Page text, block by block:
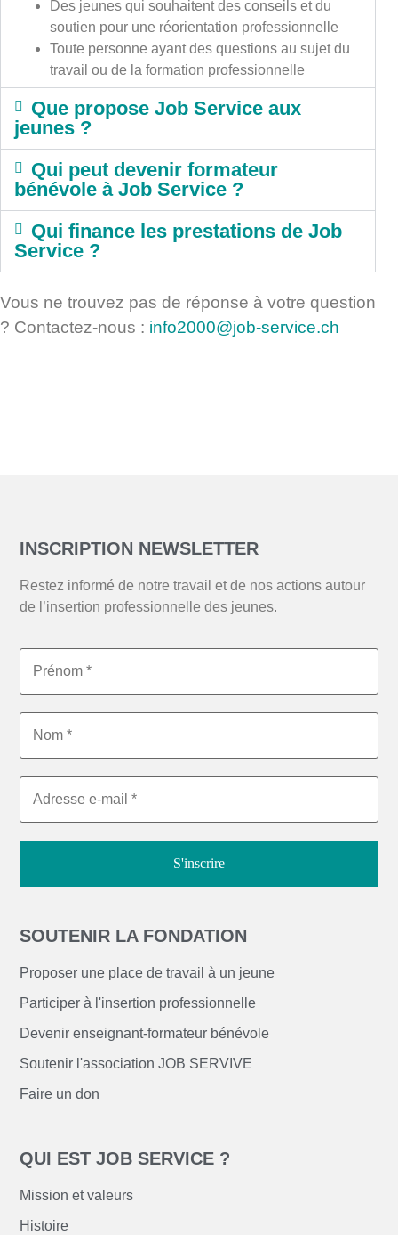
Des jeunes qui souhaitent des conseils et du
soutien pour une réorientation professionnelle
Toute personne ayant des questions au sujet du
travail ou de la formation professionnelle
Que propose Job Service aux
jeunes ?
Qui peut devenir formateur
bénévole à Job Service ?
Qui finance les prestations de Job
Service ?
Vous ne trouvez pas de réponse à votre question
? Contactez-nous : info2000@job-service.ch
INSCRIPTION NEWSLETTER
Restez informé de notre travail et de nos actions autour
de l’insertion professionnelle des jeunes.
SOUTENIR LA FONDATION
Proposer une place de travail à un jeune
Participer à l'insertion professionnelle
Devenir enseignant-formateur bénévole
Soutenir l'association JOB SERVIVE
Faire un don
QUI EST JOB SERVICE ?
Mission et valeurs
Histoire